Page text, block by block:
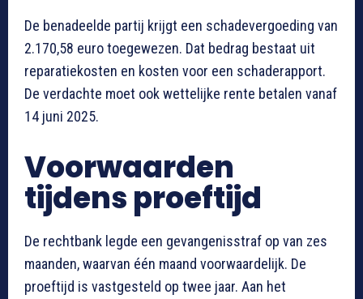
De benadeelde partij krijgt een schadevergoeding van
2.170,58 euro toegewezen. Dat bedrag bestaat uit
reparatiekosten en kosten voor een schaderapport.
De verdachte moet ook wettelijke rente betalen vanaf
14 juni 2025.
Voorwaarden
tijdens proeftijd
De rechtbank legde een gevangenisstraf op van zes
maanden, waarvan één maand voorwaardelijk. De
proeftijd is vastgesteld op twee jaar. Aan het